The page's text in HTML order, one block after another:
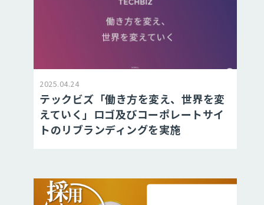
2025.04.24
テックビズ「働き方を変え、世界を変
えていく」ロゴ及びコーポレートサイ
トのリブランディングを実施